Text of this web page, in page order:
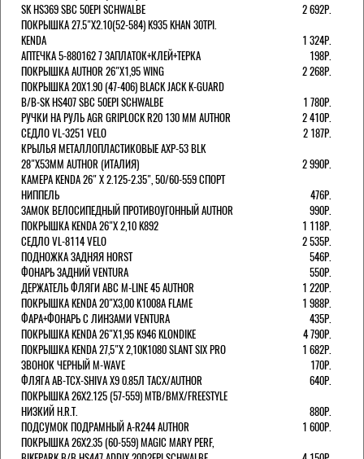
SK HS369 SBC 50EPI SCHWALBE
2 692Р.
ПОКРЫШКА 27.5"Х2.10(52-584) K935 KHAN 30TPI.
KENDA
1 324Р.
АПТЕЧКА 5-880162 7 ЗАПЛАТОК+КЛЕЙ+ТЕРКА
198Р.
ПОКРЫШКА AUTHOR 26"Х1,95 WING
2 268Р.
ПОКРЫШКА 20X1.90 (47-406) BLACK JACK K-GUARD
B/B-SK HS407 SBC 50EPI SCHWALBE
1 780Р.
РУЧКИ НА РУЛЬ AGR GRIPLOCK R20 130 ММ AUTHOR
2 410Р.
СЕДЛО VL-3251 VELO
2 187Р.
КРЫЛЬЯ МЕТАЛЛОПЛАСТИКОВЫЕ AXP-53 BLK
28"Х53ММ AUTHOR (ИТАЛИЯ)
2 990Р.
КАМЕРА KENDA 26" Х 2.125-2.35", 50/60-559 СПОРТ
НИППЕЛЬ
476Р.
ЗАМОК ВЕЛОСИПЕДНЫЙ ПРОТИВОУГОННЫЙ AUTHOR
990Р.
ПОКРЫШКА KENDA 26"Х 2,10 K892
1 118Р.
СЕДЛО VL-8114 VELO
2 535Р.
ПОДНОЖКА ЗАДНЯЯ HORST
546Р.
ФОНАРЬ ЗАДНИЙ VENTURA
550Р.
ДЕРЖАТЕЛЬ ФЛЯГИ АВС M-LINE 45 AUTHOR
1 220Р.
ПОКРЫШКА KENDA 20"Х3,00 K1008A FLAME
1 988Р.
ФАРА+ФОНАРЬ С ЛИНЗАМИ VENTURA
435Р.
ПОКРЫШКА KENDA 26"Х1,95 K946 KLONDIKE
4 790Р.
ПОКРЫШКА KENDA 27,5"Х 2,10K1080 SLANT SIX PRO
1 682Р.
ЗВОНОК ЧЕРНЫЙ M-WAVE
170Р.
ФЛЯГА AB-TCX-SHIVA X9 0.85Л TACX/AUTHOR
640Р.
ПОКРЫШКА 26X2.125 (57-559) MTB/BMX/FREESTYLE
НИЗКИЙ H.R.T.
880Р.
ПОДСУМОК ПОДРАМНЫЙ A-R244 AUTHOR
1 600Р.
ПОКРЫШКА 26X2.35 (60-559) MAGIC MARY PERF,